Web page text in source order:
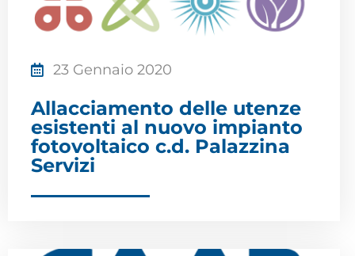
23 Gennaio 2020
Allacciamento delle utenze
esistenti al nuovo impianto
fotovoltaico c.d. Palazzina
Servizi